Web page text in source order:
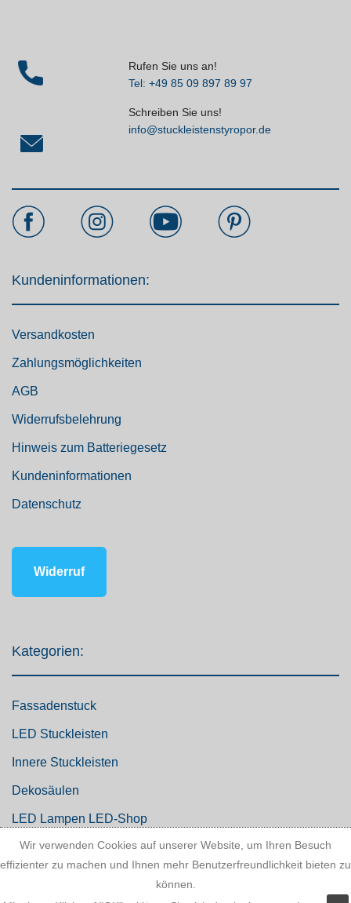
Rufen Sie uns an!
Tel: +49 85 09 897 89 97
Schreiben Sie uns!
info@stuckleistenstyropor.de
Kundeninformationen:
Versandkosten
Zahlungsmöglichkeiten
AGB
Widerrufsbelehrung
Hinweis zum Batteriegesetz
Kundeninformationen
Datenschutz
Widerruf
Kategorien:
Fassadenstuck
LED Stuckleisten
Innere Stuckleisten
Dekosäulen
LED Lampen LED-Shop
Stuckherstellung
Wir verwenden Cookies auf unserer Website, um Ihren Besuch
effizienter zu machen und Ihnen mehr Benutzerfreundlichkeit bieten zu
können.